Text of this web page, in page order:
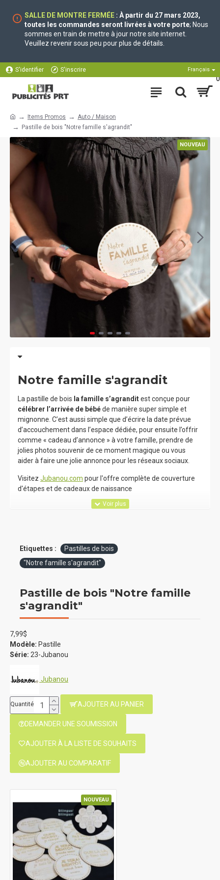
SALLE DE MONTRE FERMÉE : À partir du 27 mars 2023,
toutes les commandes seront livrées à votre porte; Nous
sommes en train de mettre à jour notre site internet.
Veuillez revenir sous peu pour plus de détails.
S'identifier S'inscrire Français
0
Items Promos
Auto / Maison
Pastille de bois "Notre famille s'agrandit"
NOUVEAU
Notre famille s'agrandit
La pastille de bois la famille s’agranditest conçue pour
célébrer l’arrivée de bébéde manière super simple et
mignonne. C’est aussi simple que d’écrire la date prévue
d’accouchement dans l’espace dédiée, pour ensuite l’offrir
comme « cadeau d’annonce » à votre famille, prendre de
jolies photos souvenir de ce moment magique ou vous
aider à faire une jolie annonce pour les réseaux sociaux.
Visitez Jubanou.com pour l'offre complète de couverture
d'étapes et de cadeaux de naissance
Etiquettes :
Pastilles de bois
"Notre famille s'agrandit"
Pastille de bois "Notre famille
s'agrandit"
7,99$
Modèle: Pastille
Série: 23-Jubanou
Jubanou
Quantité AJOUTER AU PANIER
DEMANDER UNE SOUMISSION
AJOUTER À LA LISTE DE SOUHAITS
AJOUTER AU COMPARATIF
NOUVEAU